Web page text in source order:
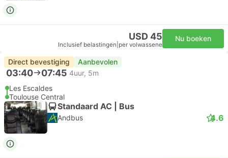
USD 45
Inclusief belastingen per volwassene
Nu boeken
Direct bevestiging Aanbevolen
03:40 07:45 4uur, 5m
Les Escaldes
Toulouse Central
Standaard AC | Bus
Andbus 4.6